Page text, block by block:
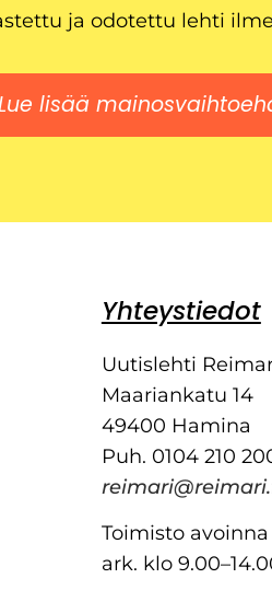
ja odotettu lehti
lisää
Yhteystiedot
Uutislehti
Maariankatu 14
49400 Hamina
Puh. 0104 210
Toimisto avoinna
ark. klo